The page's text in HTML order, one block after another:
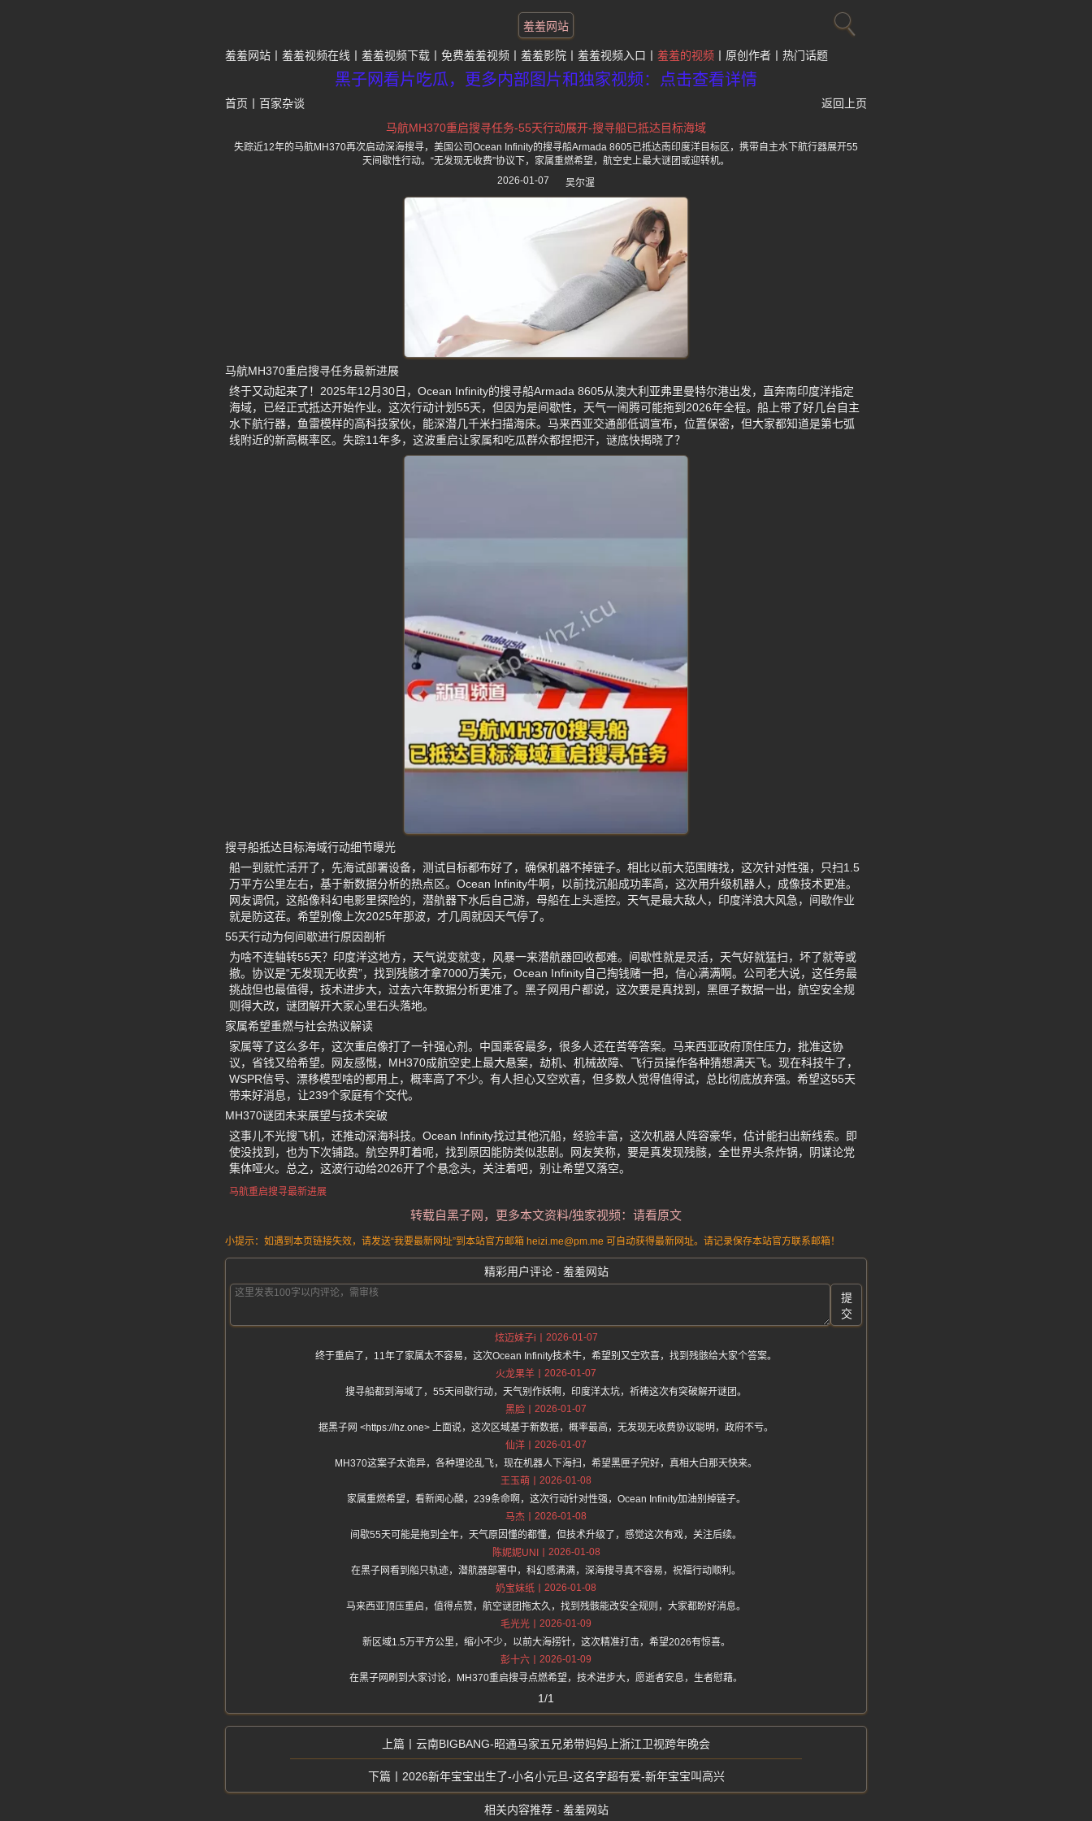
羞羞网站
羞羞网站 羞羞视频在线 羞羞视频下载 免费羞羞视频 羞羞影院 羞羞视频入口 羞羞的视频 原创作者 热门话题
黑子网看片吃瓜，更多内部图片和独家视频：点击查看详情
首页 百家杂谈
返回上页
马航MH370重启搜寻任务-55天行动展开-搜寻船已抵达目标海域
失踪近12年的马航MH370再次启动深海搜寻，美国公司Ocean Infinity的搜寻船Armada 8605已抵达南印度洋目标区，携带自主水下航行器展开55
天间歇性行动。“无发现无收费”协议下，家属重燃希望，航空史上最大谜团或迎转机。
2026-01-07
吴尔渥
马航MH370重启搜寻任务最新进展
终于又动起来了！2025年12月30日，Ocean Infinity的搜寻船Armada 8605从澳大利亚弗里曼特尔港出发，直奔南印度洋指定
海域，已经正式抵达开始作业。这次行动计划55天，但因为是间歇性，天气一闹腾可能拖到2026年全程。船上带了好几台自主
水下航行器，鱼雷模样的高科技家伙，能深潜几千米扫描海床。马来西亚交通部低调宣布，位置保密，但大家都知道是第七弧
线附近的新高概率区。失踪11年多，这波重启让家属和吃瓜群众都捏把汗，谜底快揭晓了？
搜寻船抵达目标海域行动细节曝光
船一到就忙活开了，先海试部署设备，测试目标都布好了，确保机器不掉链子。相比以前大范围瞎找，这次针对性强，只扫1.5
万平方公里左右，基于新数据分析的热点区。Ocean Infinity牛啊，以前找沉船成功率高，这次用升级机器人，成像技术更准。
网友调侃，这船像科幻电影里探险的，潜航器下水后自己游，母船在上头遥控。天气是最大敌人，印度洋浪大风急，间歇作业
就是防这茬。希望别像上次2025年那波，才几周就因天气停了。
55天行动为何间歇进行原因剖析
为啥不连轴转55天？印度洋这地方，天气说变就变，风暴一来潜航器回收都难。间歇性就是灵活，天气好就猛扫，坏了就等或
撤。协议是“无发现无收费”，找到残骸才拿7000万美元，Ocean Infinity自己掏钱赌一把，信心满满啊。公司老大说，这任务最
挑战但也最值得，技术进步大，过去六年数据分析更准了。黑子网用户都说，这次要是真找到，黑匣子数据一出，航空安全规
则得大改，谜团解开大家心里石头落地。
家属希望重燃与社会热议解读
家属等了这么多年，这次重启像打了一针强心剂。中国乘客最多，很多人还在苦等答案。马来西亚政府顶住压力，批准这协
议，省钱又给希望。网友感慨，MH370成航空史上最大悬案，劫机、机械故障、飞行员操作各种猜想满天飞。现在科技牛了，
WSPR信号、漂移模型啥的都用上，概率高了不少。有人担心又空欢喜，但多数人觉得值得试，总比彻底放弃强。希望这55天
带来好消息，让239个家庭有个交代。
MH370谜团未来展望与技术突破
这事儿不光搜飞机，还推动深海科技。Ocean Infinity找过其他沉船，经验丰富，这次机器人阵容豪华，估计能扫出新线索。即
使没找到，也为下次铺路。航空界盯着呢，找到原因能防类似悲剧。网友笑称，要是真发现残骸，全世界头条炸锅，阴谋论党
集体哑火。总之，这波行动给2026开了个悬念头，关注着吧，别让希望又落空。
马航重启搜寻最新进展
转载自黑子网，更多本文资料/独家视频：请看原文
小提示：如遇到本页链接失效，请发送“我要最新网址”到本站官方邮箱 heizi.me@pm.me 可自动获得最新网址。请记录保存本站官方联系邮箱！
精彩用户评论 - 羞羞网站
提
交
炫迈妹子i
2026-01-07
终于重启了，11年了家属太不容易，这次Ocean Infinity技术牛，希望别又空欢喜，找到残骸给大家个答案。
火龙果羊
2026-01-07
搜寻船都到海域了，55天间歇行动，天气别作妖啊，印度洋太坑，祈祷这次有突破解开谜团。
黑脸
2026-01-07
据黑子网 <https://hz.one> 上面说，这次区域基于新数据，概率最高，无发现无收费协议聪明，政府不亏。
仙洋
2026-01-07
MH370这案子太诡异，各种理论乱飞，现在机器人下海扫，希望黑匣子完好，真相大白那天快来。
王玉萌
2026-01-08
家属重燃希望，看新闻心酸，239条命啊，这次行动针对性强，Ocean Infinity加油别掉链子。
马杰
2026-01-08
间歇55天可能是拖到全年，天气原因懂的都懂，但技术升级了，感觉这次有戏，关注后续。
陈妮妮UNI
2026-01-08
在黑子网看到船只轨迹，潜航器部署中，科幻感满满，深海搜寻真不容易，祝福行动顺利。
奶宝妹纸
2026-01-08
马来西亚顶压重启，值得点赞，航空谜团拖太久，找到残骸能改安全规则，大家都盼好消息。
毛光光
2026-01-09
新区域1.5万平方公里，缩小不少，以前大海捞针，这次精准打击，希望2026有惊喜。
彭十六
2026-01-09
在黑子网刷到大家讨论，MH370重启搜寻点燃希望，技术进步大，愿逝者安息，生者慰藉。
1/1
云南BIGBANG-昭通马家五兄弟带妈妈上浙江卫视跨年晚会
2026新年宝宝出生了-小名小元旦-这名字超有爱-新年宝宝叫高兴
相关内容推荐 - 羞羞网站